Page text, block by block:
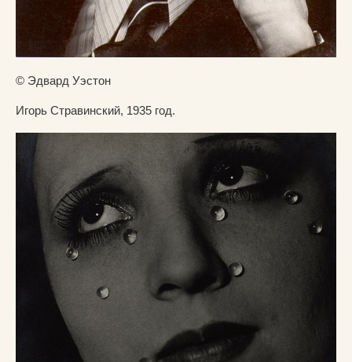
© Эдвард Уэстон
Игорь Стравинский, 1935 год.